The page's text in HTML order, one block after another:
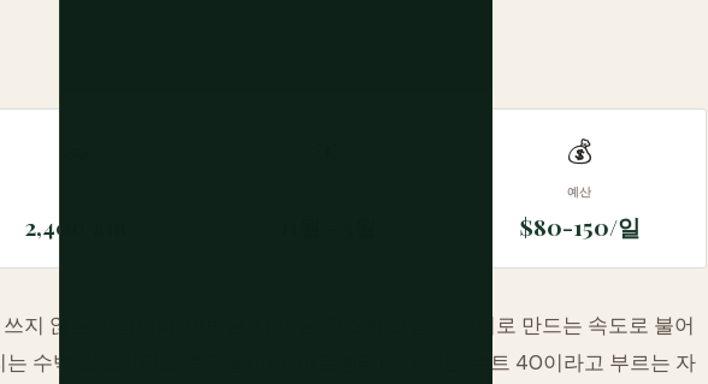
2,400 km
💰
예산
$80-150/일
지 않는 곳입니다. 바람은 서 있는 것조차 고집의 행위로 만드는 속도로 불어
수백 킬로미터로 측정됩니다. 아르헨티나가 국립 루트 40이라고 부르는 자